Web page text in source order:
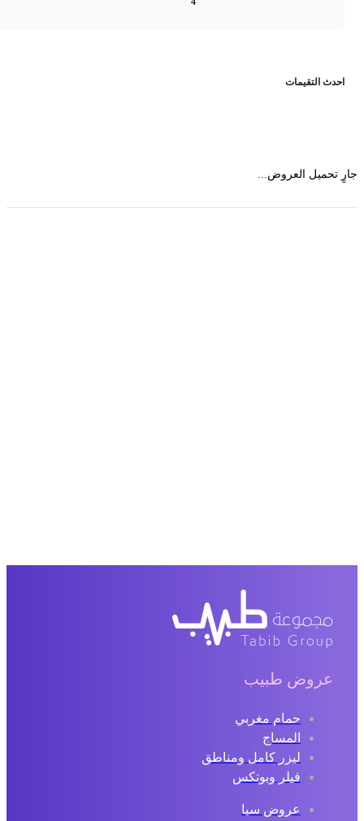
التقيمات
تحميل العروض...
عروض طبيب
حمام مغربي
المساج
ليزر كامل ومناطق
فيلر وبوتكس
عروض سبا